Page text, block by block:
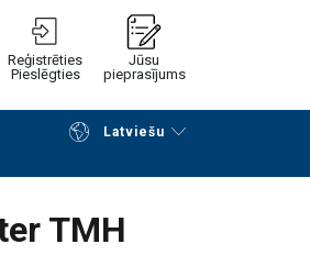
Reģistrēties
Pieslēgties
Jūsu
pieprasījums
Latviešu
pieprasījumu
TMH